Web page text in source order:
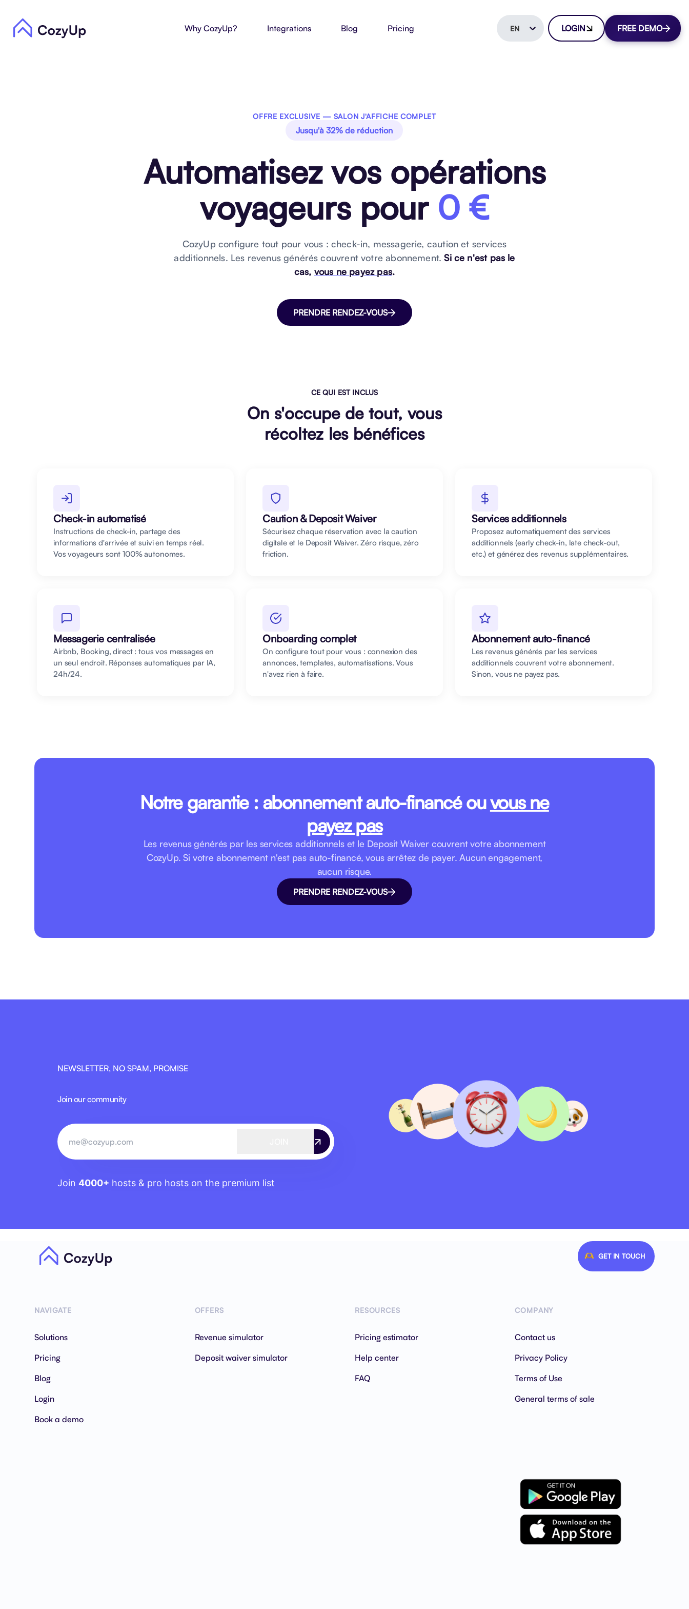
Why CozyUp? Integrations Blog Pricing EN LOGIN FREE DEMO
OFFRE EXCLUSIVE — SALON J'AFFICHE COMPLET
Jusqu'à 32% de réduction
Automatisez vos opérations
voyageurs pour 0 €
CozyUp configure tout pour vous : check-in, messagerie, caution et services
additionnels. Les revenus générés couvrent votre abonnement. Si ce n'est pas le
cas, vous ne payez pas.
PRENDRE RENDEZ-VOUS
CE QUI EST INCLUS
On s'occupe de tout, vous
récoltez les bénéfices
Check-in automatisé
Instructions de check-in, partage des
informations d'arrivée et suivi en temps réel.
Vos voyageurs sont 100% autonomes.
Caution & Deposit Waiver
Sécurisez chaque réservation avec la caution
digitale et le Deposit Waiver. Zéro risque, zéro
friction.
Services additionnels
Proposez automatiquement des services
additionnels (early check-in, late check-out,
etc.) et générez des revenus supplémentaires.
Messagerie centralisée
Airbnb, Booking, direct : tous vos messages en
un seul endroit. Réponses automatiques par IA,
24h/24.
Onboarding complet
On configure tout pour vous : connexion des
annonces, templates, automatisations. Vous
n'avez rien à faire.
Abonnement auto-financé
Les revenus générés par les services
additionnels couvrent votre abonnement.
Sinon, vous ne payez pas.
Notre garantie : abonnement auto-financé ouvous ne
payez pas
Les revenus générés par les services additionnels et le Deposit Waiver couvrent votre abonnement
CozyUp. Si votre abonnement n'est pas auto-financé, vous arrêtez de payer. Aucun engagement,
aucun risque.
PRENDRE RENDEZ-VOUS
NEWSLETTER, NO SPAM, PROMISE
Join our community
Join 4000+ hosts & pro hosts on the premium list
GET IN TOUCH
NAVIGATE
Solutions
Pricing
Blog
Login
Book a demo
OFFERS
Revenue simulator
Deposit waiver simulator
RESOURCES
Pricing estimator
Help center
FAQ
COMPANY
Contact us
Privacy Policy
Terms of Use
General terms of sale